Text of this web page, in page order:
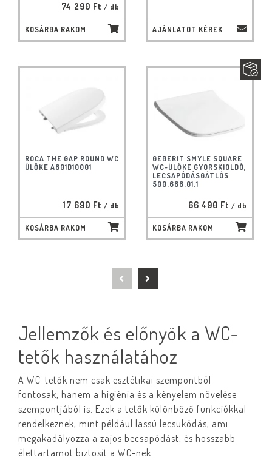
74 290 Ft / db
KOSÁRBA RAKOM AJÁNLATOT KÉREK
ROCA THE GAP ROUND WC
ÜLŐKE A801D10001
17 690 Ft / db
KOSÁRBA RAKOM
GEBERIT SMYLE SQUARE
WC-ÜLŐKE GYORSKIOLDÓ,
LECSAPÓDÁSGÁTLÓS
500.688.01.1
66 490 Ft / db
KOSÁRBA RAKOM
Jellemzők és előnyök a WC-
tetők használatához
A WC-tetők nem csak esztétikai szempontból
fontosak, hanem a higiénia és a kényelem növelése
szempontjából is. Ezek a tetők különböző funkciókkal
rendelkeznek, mint például lassú lecsukódás, ami
megakadályozza a zajos becsapódást, és hosszabb
élettartamot biztosít a WC-nek.